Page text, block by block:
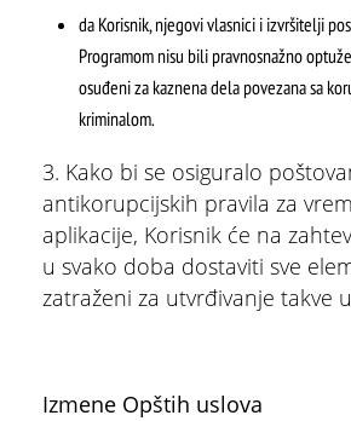
da Korisnik, njegovi vlasnici i izvršitelji
Programom nisu bili pravnosnažno
osuđeni za kaznena dela povezana sa
kriminalom.
3. Kako bi se osiguralo
antikorupcijskih pravila za
aplikacije, Korisnik će na
u svako doba dostaviti sve
zatraženi za utvrđivanje takve
Izmene Opštih uslova